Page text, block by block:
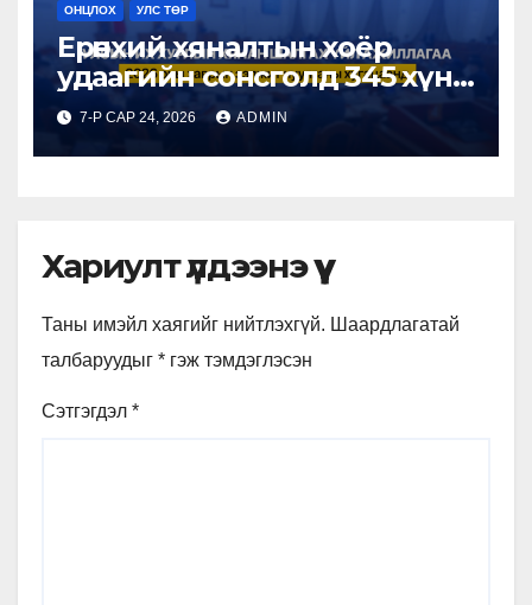
ОНЦЛОХ УЛС ТӨР
Ерөнхий хяналтын хоёр
удаагийн сонсголд 345 хүн
оролцжээ
7-Р САР 24, 2026 ADMIN
Хариулт үлдээнэ үү
Таны имэйл хаягийг нийтлэхгүй. Шаардлагатай
талбаруудыг * гэж тэмдэглэсэн
Сэтгэгдэл *